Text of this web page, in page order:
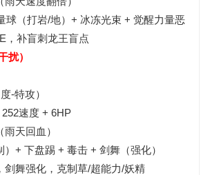
球（打岩/地）+ 冰冻光束 + 觉醒力量恶
，补盲刺龙王盲点
扰）
-特攻）
速度 + 6HP
天回血）
）+ 下盘踢 + 毒击 + 剑舞（强化）
剑舞强化，克制草/超能力/妖精